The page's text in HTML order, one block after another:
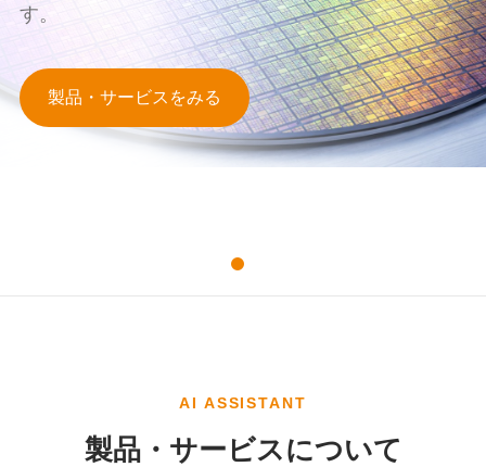
す。
製品・サービスをみる
AI ASSISTANT
製品・サービスについて